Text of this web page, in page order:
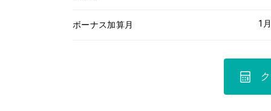
ボーナス加算月 1